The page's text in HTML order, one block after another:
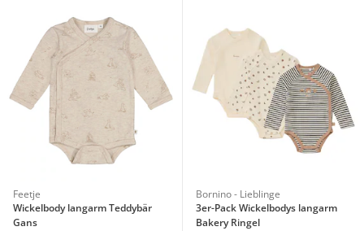
Feetje
Wickelbody langarm Teddybär
Gans
Bornino - Lieblinge
3er-Pack Wickelbodys langarm
Bakery Ringel